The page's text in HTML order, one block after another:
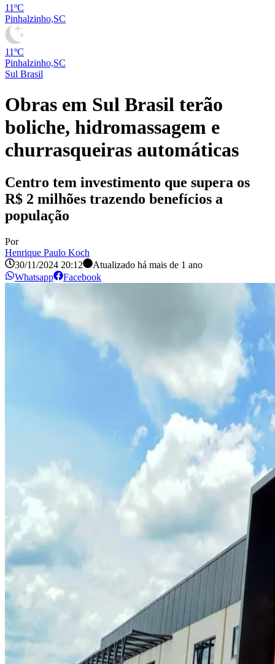
11ºC
Pinhalzinho,SC
11ºC
Pinhalzinho,SC
Sul Brasil
Obras em Sul Brasil terão
boliche, hidromassagem e
churrasqueiras automáticas
Centro tem investimento que supera os
R$ 2 milhões trazendo benefícios a
população
Por
Henrique Paulo Koch
30/11/2024 20:12
Atualizado há mais de 1 ano
Whatsapp
Facebook